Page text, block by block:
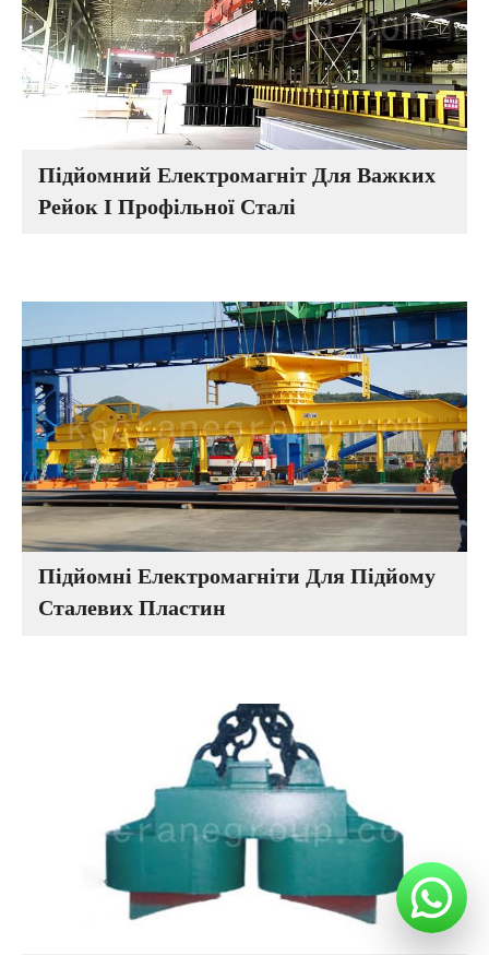
Підйомний Електромагніт Для Важких
Рейок І Профільної Сталі
Підйомні Електромагніти Для Підйому
Сталевих Пластин